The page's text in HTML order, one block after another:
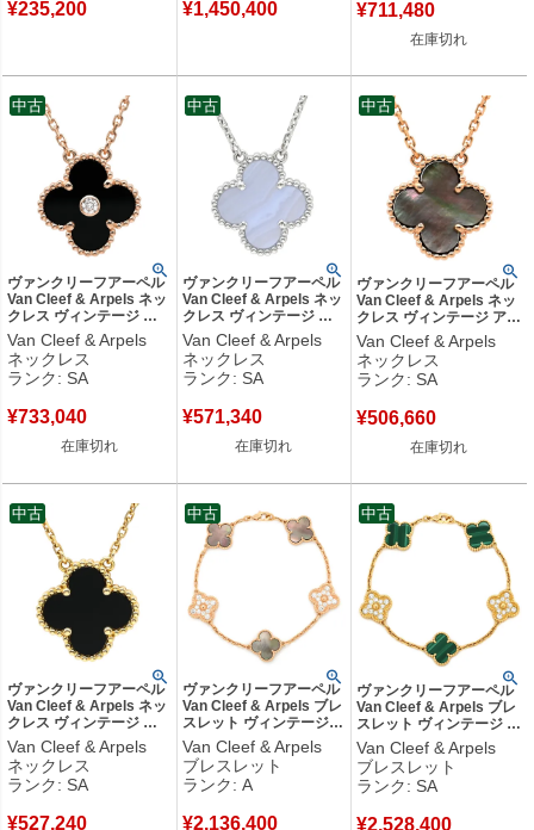
¥235,200 ¥1,450,400 ¥711,480
在庫切れ
ヴァンクリーフアーペル
Van Cleef & Arpels ネッ
クレス ヴィンテージ ア
ルハンブラ ブラックXロ
ーズゴールド PG 750
18K 2016年ホリデー オ
ニキス ダイヤ 【修理証
品
Van Cleef & Arpels
ネックレス
ランク: SA
¥733,040
在庫切れ
中古
ヴァンクリーフアーペル
Van Cleef & Arpels ネッ
クレス ヴィンテージ ア
ルハンブラ ブルー×ホワ
イトゴールド 青 Au750
18K カルセドニー
VCARD34900 【修理証
品
Van Cleef & Arpels
ネックレス
ランク: SA
¥571,340
在庫切れ
中古
ヴァンクリーフアーペル
Van Cleef & Arpels ネッ
クレス ヴィンテージ アル
ハンブラ グレーXローズ
ゴールド 750 18K グレー
シェル VCARP4KK00
【修理証明書】 【中古】
Van Cleef & Arpels
ネックレス
ランク: SA
¥506,660
在庫切れ
中古
ヴァンクリーフアーペル
Van Cleef & Arpels ネッ
クレス ヴィンテージ ア
ルハンブラ ペンダント
ブラック×イエローゴー
ルド Au750 18K 黒 オニ
キス VCARA45800 【修
同様品
Van Cleef & Arpels
ネックレス
ランク: SA
¥527,240
中古
ヴァンクリーフアーペル
Van Cleef & Arpels ブレ
スレット ヴィンテージ
アルハンブラ 5モチーフ
グレー×ローズゴールド
750 18K ダイヤ シェル
VCARP2R100 【箱】
Van Cleef & Arpels
ブレスレット
ランク: A
¥2,136,400
中古
ヴァンクリーフアーペル
Van Cleef & Arpels ブレ
スレット ヴィンテージ ア
ルハンブラ 5モチーフ グ
リーン×イエローゴール
ド ダイヤ マラカイト
18K VCARO7GQ00
品
Van Cleef & Arpels
ブレスレット
ランク: SA
¥2,528,400
中古